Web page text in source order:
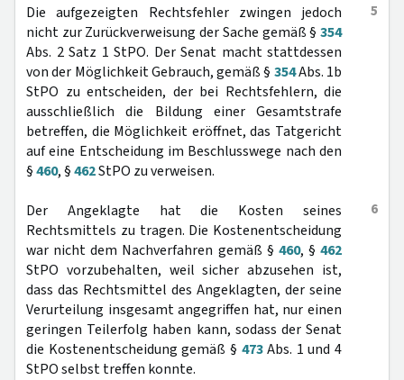
5
Die aufgezeigten Rechtsfehler zwingen jedoch
nicht zur Zurückverweisung der Sache gemäß § 354
Abs. 2 Satz 1 StPO. Der Senat macht stattdessen
von der Möglichkeit Gebrauch, gemäß § 354Abs. 1b
StPO zu entscheiden, der bei Rechtsfehlern, die
ausschließlich die Bildung einer Gesamtstrafe
betreffen, die Möglichkeit eröffnet, das Tatgericht
auf eine Entscheidung im Beschlusswege nach den
§460, §462StPO zu verweisen.
6
Der Angeklagte hat die Kosten seines
Rechtsmittels zu tragen. Die Kostenentscheidung
war nicht dem Nachverfahren gemäß § 460, § 462
StPO vorzubehalten, weil sicher abzusehen ist,
dass das Rechtsmittel des Angeklagten, der seine
Verurteilung insgesamt angegriffen hat, nur einen
geringen Teilerfolg haben kann, sodass der Senat
die Kostenentscheidung gemäß § 473Abs. 1 und 4
StPO selbst treffen konnte.